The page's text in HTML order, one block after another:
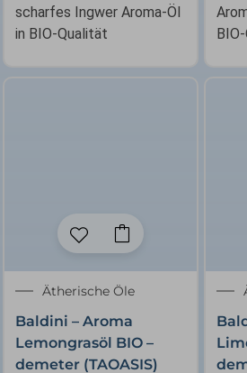
scharfes Ingwer Aroma-Öl
in BIO-Qualität
Ätherische Öle
Baldini – Aroma
Lemongrasöl BIO –
demeter (TAOASIS)